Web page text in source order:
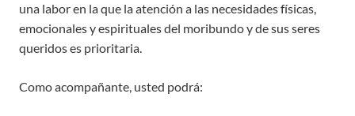
una labor en la que la atención a las necesidades físicas,
emocionales y espirituales del moribundo y de sus seres
queridos es prioritaria.
Como acompañante, usted podrá: